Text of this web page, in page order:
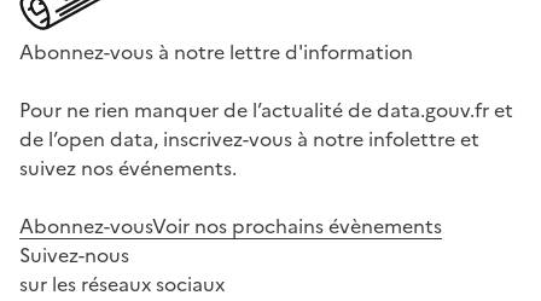
Abonnez-vous à notre lettre d'information
Pour ne rien manquer de l’actualité de data.gouv.fr et
de l’open data, inscrivez-vous à notre infolettre et
suivez nos événements.
Abonnez-vousVoir nos prochains évènements
Suivez-nous
sur les réseaux sociaux